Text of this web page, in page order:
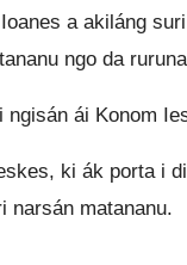
a akiláng
ngo da
ái Konom
ki ák porta i
narsán matananu.